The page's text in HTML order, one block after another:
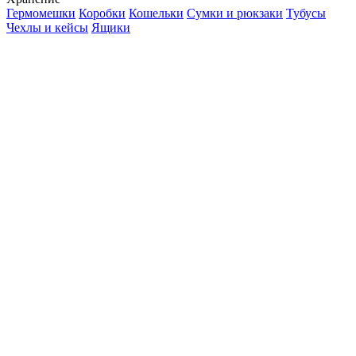
Гермомешки Коробки Кошельки Сумки и рюкзаки Тубусы
Чехлы и кейсы Ящики